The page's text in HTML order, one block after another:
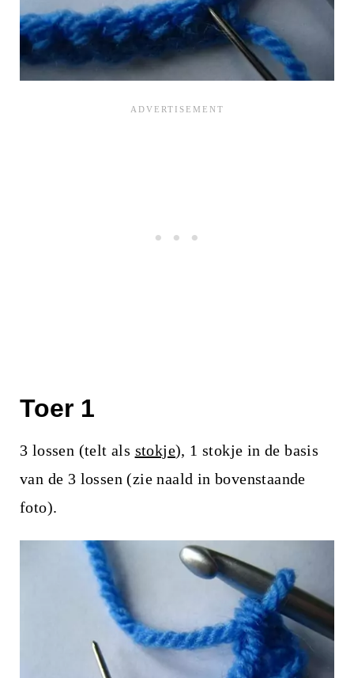
Toer 1
3 lossen (telt als stokje), 1 stokje in de basis
van de 3 lossen (zie naald in bovenstaande
foto).